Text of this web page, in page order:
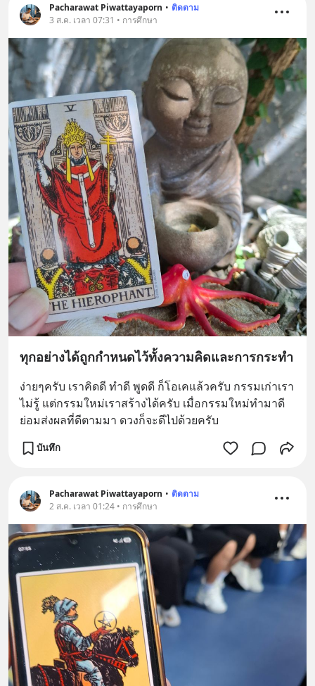
Pacharawat Piwattayaporn • ติดตาม
3 ส.ค. เวลา 07:31 • การศึกษา
ทุกอย่างได้ถูกกำหนดไว้ทั้งความคิดและการกระทำ
ง่ายๆครับ เราคิดดี ทำดี พูดดี ก็โอเคแล้วครับ กรรมเก่าเรา
ไม่รู้ แต่กรรมใหม่เราสร้างได้ครับ เมื่อกรรมใหม่ทำมาดี
ย่อมส่งผลที่ดีตามมา ดวงก็จะดีไปด้วยครับ
บันทึก
Pacharawat Piwattayaporn • ติดตาม
2 ส.ค. เวลา 01:24 • การศึกษา